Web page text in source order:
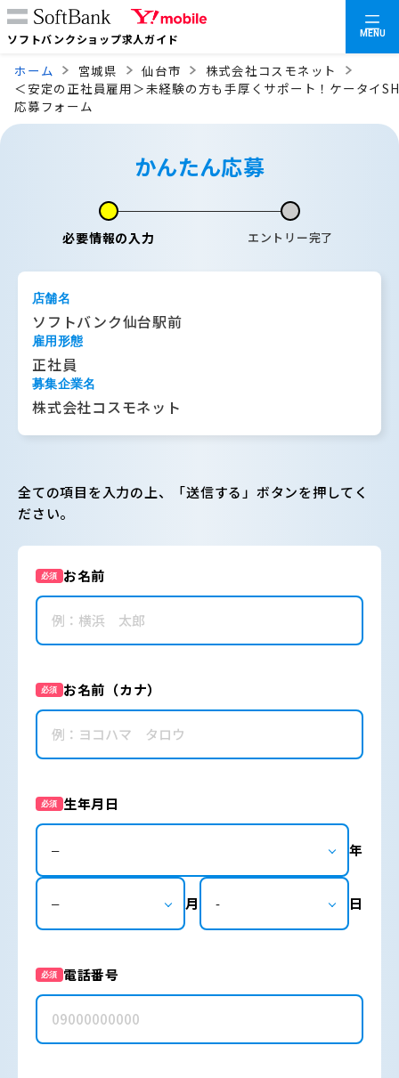
ソフトバンクショップ求人ガイド MENU
ホーム 宮城県 仙台市
株式会社コスモネット
＜安定の正社員雇用＞未経験の方も手厚くサポート！ケータイ
応募フォーム
かんたん応募
必要情報の入力 エントリー完了
店舗名
ソフトバンク仙台駅前
雇用形態
正社員
募集企業名
株式会社コスモネット
全ての項目を入力の上、「送信する」ボタンを押してく
ださい。
必須 お名前
必須 お名前（カナ）
必須 生年月日
年
月 日
必須 電話番号